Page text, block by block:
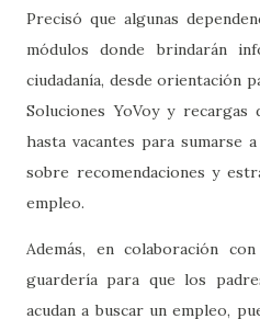
Precisó que algunas
módulos donde brindarán
ciudadanía, desde orientación
Soluciones YoVoy y
hasta vacantes para sumarse
sobre recomendaciones y
empleo.
Además, en colaboración
guardería para que los
acudan a buscar un empleo,